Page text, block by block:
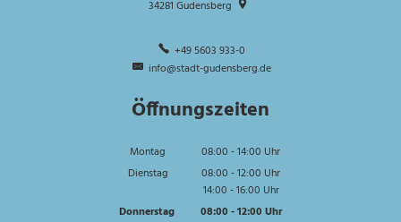
34281 Gudensberg
+49 5603 933-0
info@stadt-gudensberg.de
Öffnungszeiten
Montag 08:00 -14:00 Uhr
Von 08:00 bis 14:00 Uhr
Dienstag 08:00 -12:00 Uhr
Von 08:00 bis 12:00 Uhr
14:00 -16:00 Uhr
Von 14:00 bis 16:00 Uhr
Donnerstag 08:00 -12:00 Uhr